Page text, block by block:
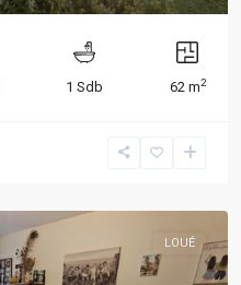
1 Sdb 62 m2
LOUÉ